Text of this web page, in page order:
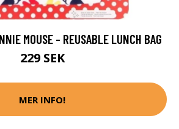
MOUSE - REUSABLE LUNCH BAG
229 SEK
MER INFO!